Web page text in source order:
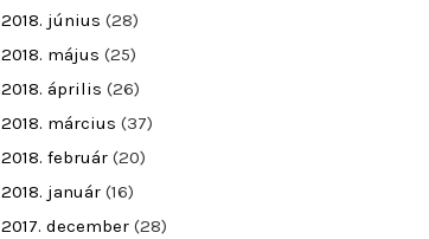
2018. június (28)
2018. május (25)
2018. április (26)
2018. március (37)
2018. február (20)
2018. január (16)
2017. december (28)